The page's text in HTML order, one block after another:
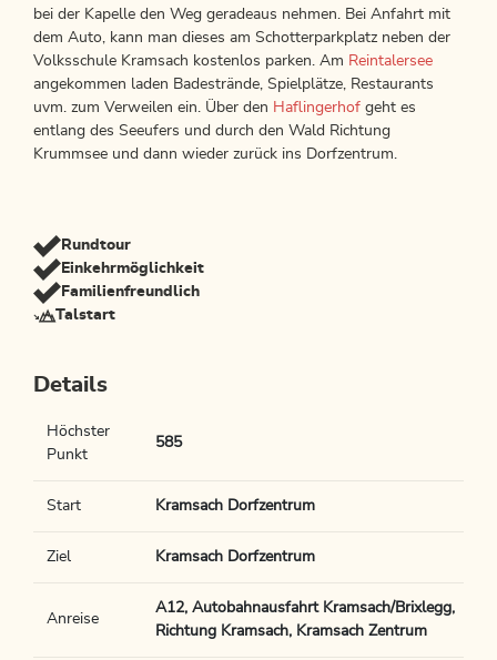
bei der Kapelle den Weg geradeaus nehmen. Bei Anfahrt mit
dem Auto, kann man dieses am Schotterparkplatz neben der
Volksschule Kramsach kostenlos parken. Am Reintalersee
angekommen laden Badestrände, Spielplätze, Restaurants
uvm. zum Verweilen ein. Über den Haflingerhof geht es
entlang des Seeufers und durch den Wald Richtung
Krummsee und dann wieder zurück ins Dorfzentrum.
Rundtour
Einkehrmöglichkeit
Familienfreundlich
Talstart
Details
Höchster
Punkt
585
Start Kramsach Dorfzentrum
Ziel Kramsach Dorfzentrum
Anreise
A12, Autobahnausfahrt Kramsach/Brixlegg,
Richtung Kramsach, Kramsach Zentrum